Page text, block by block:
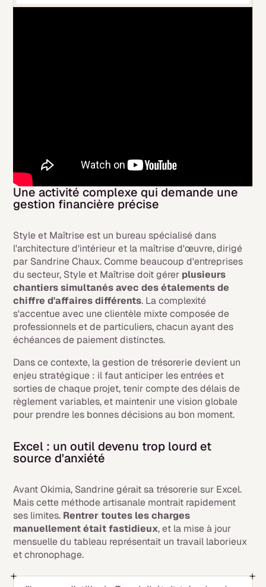
Une activité complexe qui demande une
gestion financière précise
Style et Maîtrise est un bureau spécialisé dans
l'architecture d'intérieur et la maîtrise d'œuvre, dirigé
par Sandrine Chaux. Comme beaucoup d'entreprises
du secteur, Style et Maîtrise doit gérer plusieurs
chantiers simultanés avec des étalements de
chiffre d'affaires différents. La complexité
s'accentue avec une clientèle mixte composée de
professionnels et de particuliers, chacun ayant des
échéances de paiement distinctes.
Dans ce contexte, la gestion de trésorerie devient un
enjeu stratégique : il faut anticiper les entrées et
sorties de chaque projet, tenir compte des délais de
règlement variables, et maintenir une vision globale
pour prendre les bonnes décisions au bon moment.
Excel : un outil devenu trop lourd et
source d'anxiété
Avant Okimia, Sandrine gérait sa trésorerie sur Excel.
Mais cette méthode artisanale montrait rapidement
ses limites. Rentrer toutes les charges
manuellement était fastidieux, et la mise à jour
mensuelle du tableau représentait un travail laborieux
et chronophage.